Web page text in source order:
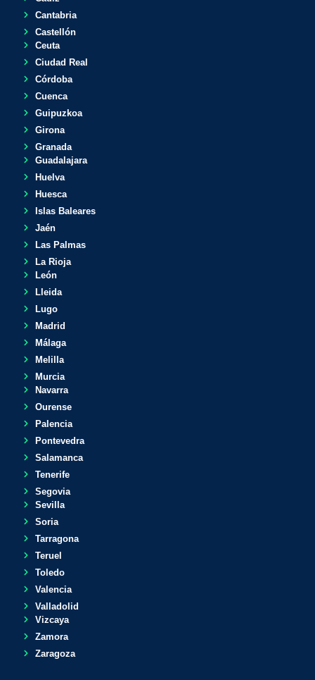
Cantabria
Castellón
Ceuta
Ciudad Real
Córdoba
Cuenca
Guipuzkoa
Girona
Granada
Guadalajara
Huelva
Huesca
Islas Baleares
Jaén
Las Palmas
La Rioja
León
Lleida
Lugo
Madrid
Málaga
Melilla
Murcia
Navarra
Ourense
Palencia
Pontevedra
Salamanca
Tenerife
Segovia
Sevilla
Soria
Tarragona
Teruel
Toledo
Valencia
Valladolid
Vizcaya
Zamora
Zaragoza